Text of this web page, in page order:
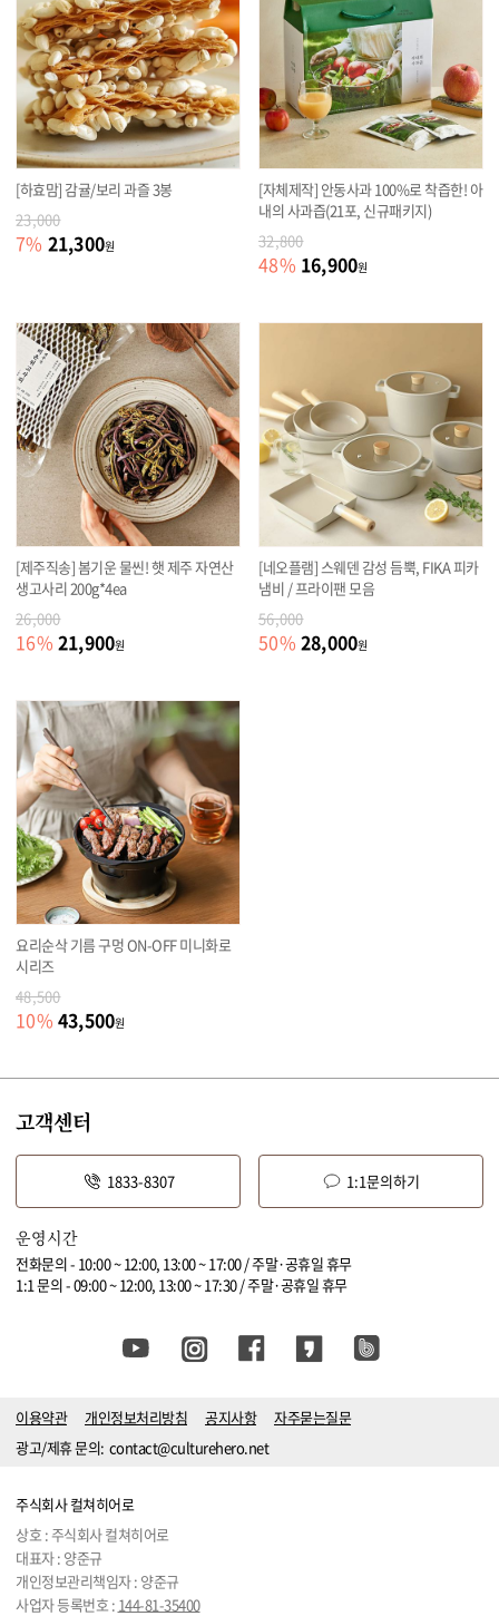
[하효맘] 감귤/보리 과즐 3봉
23,000
7% 21,300원
[자체제작] 안동사과 100%로 착즙한! 아
내의 사과즙(21포, 신규패키지)
32,800
48% 16,900원
[제주직송] 봄기운 물씬! 햇 제주 자연산
생고사리 200g*4ea
26,000
16% 21,900원
[네오플램] 스웨덴 감성 듬뿍, FIKA 피카
냄비 / 프라이팬 모음
56,000
50% 28,000원
요리순삭 기름 구멍 ON-OFF 미니화로
시리즈
48,500
10% 43,500원
고객센터
1833-8307 1:1문의하기
운영시간
전화문의 - 10:00 ~ 12:00, 13:00 ~ 17:00 / 주말·공휴일 휴무
1:1 문의 - 09:00 ~ 12:00, 13:00 ~ 17:30 / 주말·공휴일 휴무
이용약관 개인정보처리방침 공지사항
자주묻는질문
광고/제휴 문의: contact@culturehero.net
주식회사 컬쳐히어로
상호 : 주식회사 컬쳐히어로
대표자 : 양준규
개인정보관리책임자 : 양준규
사업자 등록번호 : 144-81-35400